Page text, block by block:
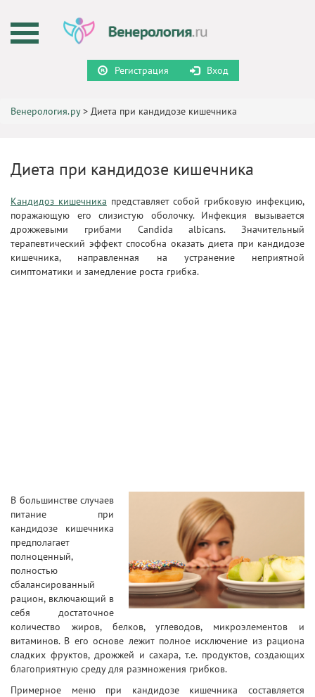
Регистрация Вход
Венерология.ру> Диета при кандидозе кишечника
Диета при кандидозе кишечника
Кандидоз кишечника представляет собой грибковую инфекцию,
поражающую его слизистую оболочку. Инфекция вызывается
дрожжевыми грибами Candida albicans. Значительный
терапевтический эффект способна оказать диета при кандидозе
кишечника, направленная на устранение неприятной
симптоматики и замедление роста грибка.
В большинстве случаев
питание при
кандидозе кишечника
предполагает
полноценный,
полностью
сбалансированный
рацион, включающий в
себя достаточное
количество жиров, белков, углеводов, микроэлементов и
витаминов. В его основе лежит полное исключение из рациона
сладких фруктов, дрожжей и сахара, т.е. продуктов, создающих
благоприятную среду для размножения грибков.
Примерное меню при кандидозе кишечника составляется